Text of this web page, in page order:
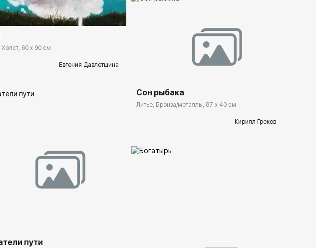
60 x 90 см
Евгения Давлетшина
пути
rakovgallery.ru
Сон рыбака
Литье, Бронза/металлы, 87 x 40 см
Кирилл Греков